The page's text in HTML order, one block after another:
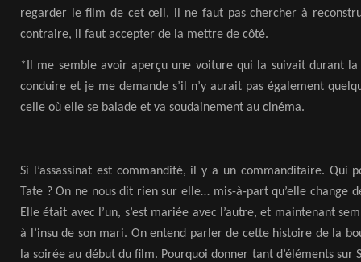
regarder le film de cet œil, il ne faut pas chercher à
contraire, il faut accepter de la mettre de côté.
*Il me semble avoir aperçu une voiture qui la suivait durant
conduire et je me demande s’il n’y aurait pas également
celle où elle se balade et va soudainement au cinéma.
Si l’assassinat est commandité, il y a un commanditaire. Qui
Tate ? On ne nous dit rien sur elle… mis-à-part qu’elle change
Elle était avec l’un, s’est mariée avec l’autre, et maintenant
à l’insu de son mari. On entend parler de cette histoire de la
la soirée au début du film. Pourquoi donner tant d’éléments sur